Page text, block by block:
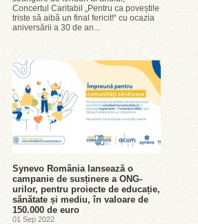
Concertul Caritabil „Pentru ca poveștile
triste să aibă un final fericit!“ cu ocazia
aniversării a 30 de an...
Synevo România lansează o
campanie de susținere a ONG-
urilor, pentru proiecte de educație,
sănătate și mediu, în valoare de
150.000 de euro
01 Sep 2022